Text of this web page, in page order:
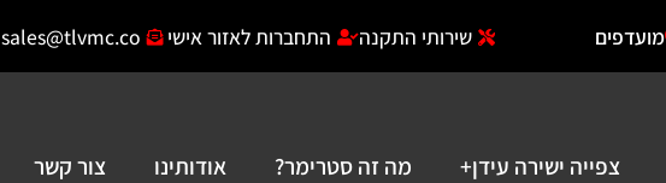
מועדפים שירותי התקנה התחברות לאזור אישי sales@tlvmc.co
צפייה ישירה עידן+ מה זה סטרימר? אודותינו צור קשר